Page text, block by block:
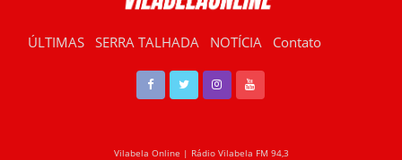
ÚLTIMAS SERRA TALHADA NOTÍCIA Contato
Vilabela Online | Rádio Vilabela FM 94,3